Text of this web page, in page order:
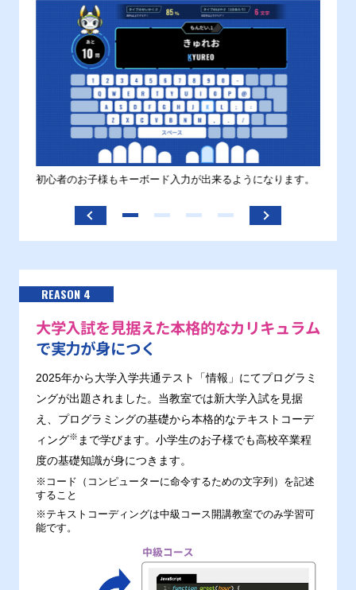
初心者のお子様もキーボード入力が出来るようになります。
REASON 4
大学入試を見据えた本格的なカリキュラム
で実力が身につく
2025年から大学入学共通テスト「情報」にてプログラミ
ングが出題されました。当教室では新大学入試を見据
え、プログラミングの基礎から本格的なテキストコーデ
ィング※ まで学びます。小学生のお子様でも高校卒業程
度の基礎知識が身につきます。
※コード（コンピューターに命令するための文字列）を記述
すること
※テキストコーディングは中級コース開講教室でのみ学習可
能です。